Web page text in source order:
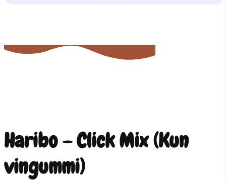
Haribo – Click Mix (Kun
vingummi)